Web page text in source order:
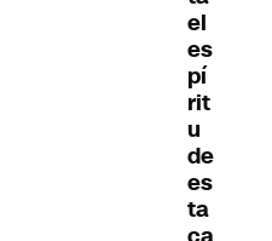
el
es
pí
rit
u
de
es
ta